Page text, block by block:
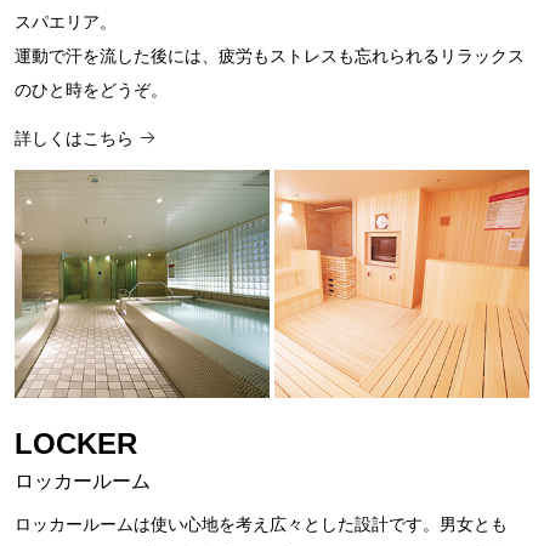
スパエリア。
運動で汗を流した後には、疲労もストレスも忘れられるリラックス
のひと時をどうぞ。
詳しくはこちら
LOCKER
ロッカールーム
ロッカールームは使い心地を考え広々とした設計です。男女とも